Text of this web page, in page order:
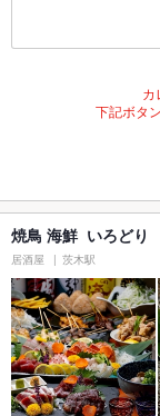
カ
下記ボタ
焼鳥 海鮮 いろどり
居酒屋 茨木駅